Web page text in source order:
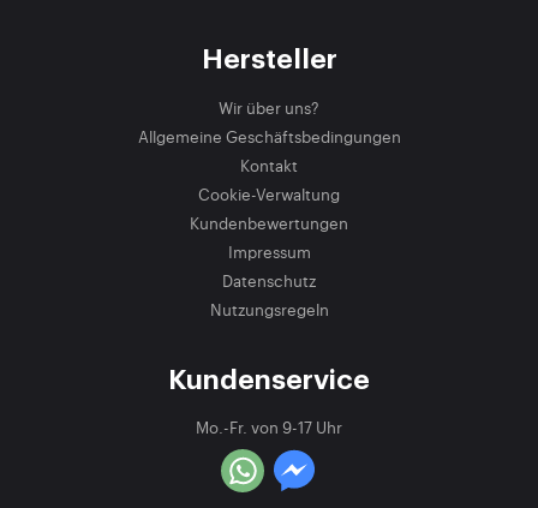
Hersteller
Wir über uns?
Allgemeine Geschäftsbedingungen
Kontakt
Cookie-Verwaltung
Kundenbewertungen
Impressum
Datenschutz
Nutzungsregeln
Kundenservice
Mo.-Fr. von 9-17 Uhr